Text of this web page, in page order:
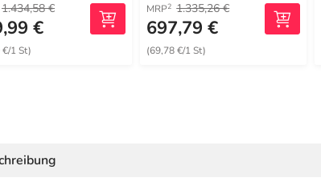
1.434,58 €
€
1 St)
MRP2 1.335,26 €
697,79 €
(69,78 €/1 St)